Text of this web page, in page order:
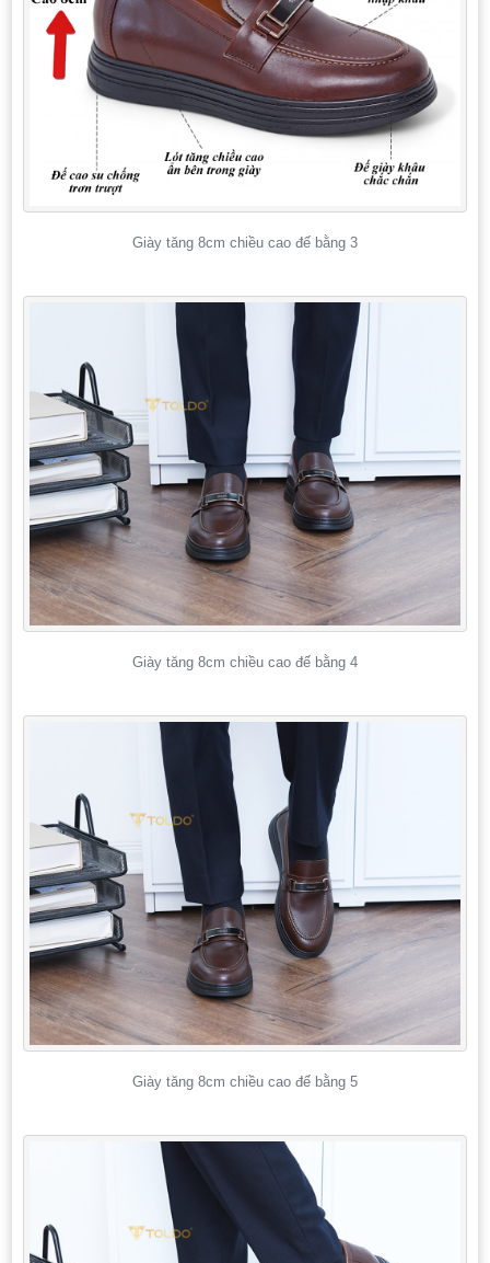
Giày tăng 8cm chiều cao đế bằng 3
Giày tăng 8cm chiều cao đế bằng 4
Giày tăng 8cm chiều cao đế bằng 5